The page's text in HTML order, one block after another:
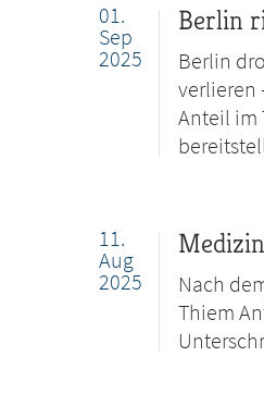
01.
Sep
2025
Berlin
Berlin
verlieren
Anteil im
11.
Aug
2025
Nach
Thiem